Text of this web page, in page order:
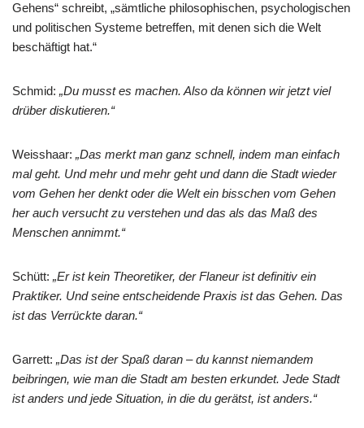
Gehens“ schreibt, „sämtliche philosophischen, psychologischen
und politischen Systeme betreffen, mit denen sich die Welt
beschäftigt hat.“
Schmid: „Du musst es machen. Also da können wir jetzt viel
drüber diskutieren.“
Weisshaar: „Das merkt man ganz schnell, indem man einfach
mal geht. Und mehr und mehr geht und dann die Stadt wieder
vom Gehen her denkt oder die Welt ein bisschen vom Gehen
her auch versucht zu verstehen und das als das Maß des
Menschen annimmt.“
Schütt: „Er ist kein Theoretiker, der Flaneur ist definitiv ein
Praktiker. Und seine entscheidende Praxis ist das Gehen. Das
ist das Verrückte daran.“
Garrett: „Das ist der Spaß daran – du kannst niemandem
beibringen, wie man die Stadt am besten erkundet. Jede Stadt
ist anders und jede Situation, in die du gerätst, ist anders.“